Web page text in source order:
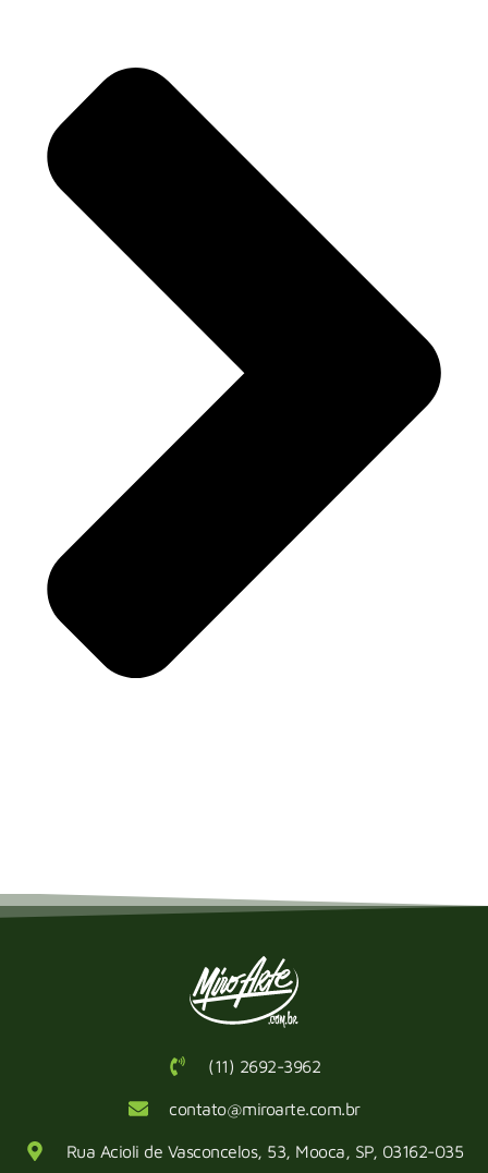
(11) 2692-3962
contato@miroarte.com.br
Rua Acioli de Vasconcelos, 53, Mooca, SP, 03162-035